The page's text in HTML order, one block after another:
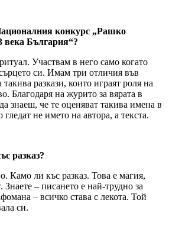
конкурс „Рашко
България“?
Участвам в него само когато
си. Имам три отличия във
разкази, които играят роля на
Благодаря на журито за вярата в
знаеш, че те оценяват такива имена в
гледат не името на автора, а текста.
разказ?
Камо ли къс разказ. Това е магия,
Знаете – писането е най-трудно за
– всичко става с лекота. Той
си.